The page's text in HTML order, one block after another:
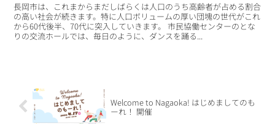
長岡市は、これまからまだしばらくは人口のうち高齢者が占める割合
の高い社会が続きます。特に人口ボリュームの厚い団塊の世代がこれ
から60代後半、70代に突入していきます。 市民協働センターのとな
りの交流ホールでは、毎日のように、ダンスを踊る...
Welcome to Nagaoka! はじめましてのも
ーれ！ 開催